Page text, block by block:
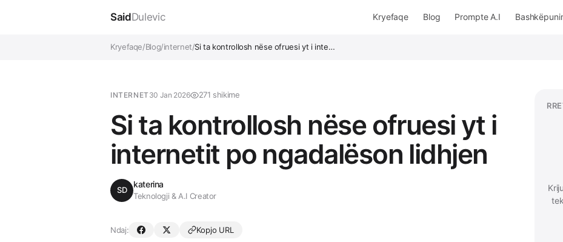
SaidDulevic Kryefaqe Blog Prompte A.I
Kryefaqe/Blog/internet/Si ta kontrollosh nëse ofruesi yt i inte…
INTERNET 30 Jan 2026 271 shikime
Si ta kontrollosh nëse ofruesi yt i
internetit po ngadalëson lidhjen
SD
katerina
Teknologji & A.I Creator
Ndaj: Kopjo URL